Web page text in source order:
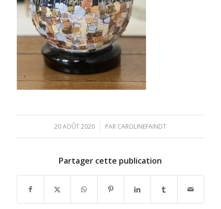
20 AOÛT 2020
/ PAR CAROLINEFAINDT
Partager cette publication